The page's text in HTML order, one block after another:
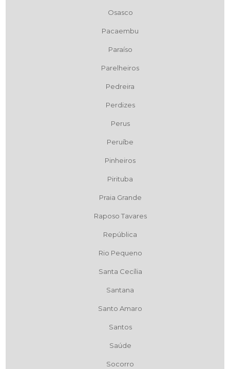
Osasco
Pacaembu
Paraíso
Parelheiros
Pedreira
Perdizes
Perus
Peruíbe
Pinheiros
Pirituba
Praia Grande
Raposo Tavares
República
Rio Pequeno
Santa Cecília
Santana
Santo Amaro
Santos
Saúde
Socorro